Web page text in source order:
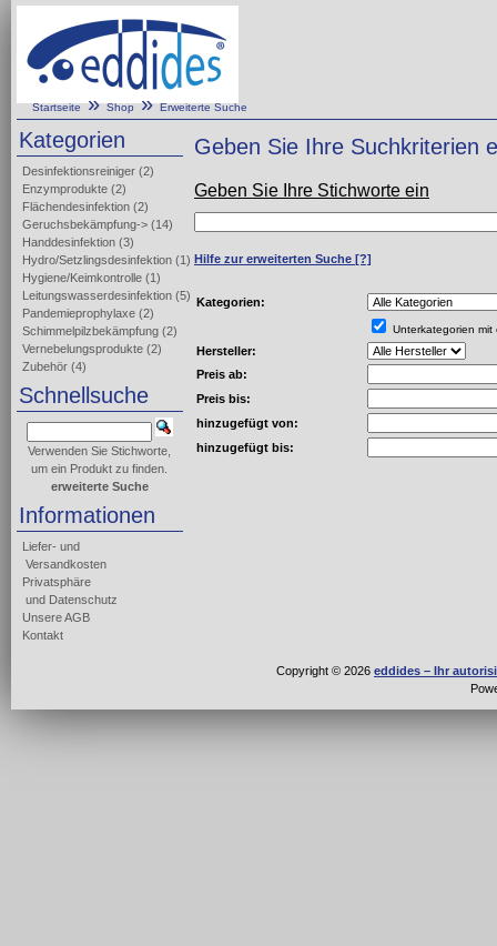
Startseite»Shop»Erweiterte Suche
Geben Sie Ihre Suchkriterien
Geben Sie Ihre Stichworte ein
Hilfe zur erweiterten Suche [?]
Kategorien:
Unterkategorien mit
Hersteller:
Preis ab:
Preis bis:
hinzugefügt von:
hinzugefügt bis:
Kategorien
Desinfektionsreiniger (2)
Enzymprodukte (2)
Flächendesinfektion (2)
Geruchsbekämpfung-> (14)
Handdesinfektion (3)
Hydro/Setzlingsdesinfektion (1)
Hygiene/Keimkontrolle (1)
Leitungswasserdesinfektion (5)
Pandemieprophylaxe (2)
Schimmelpilzbekämpfung (2)
Vernebelungsprodukte (2)
Zubehör (4)
Schnellsuche
Verwenden Sie Stichworte,
um ein Produkt zu finden.
erweiterte Suche
Informationen
Liefer- und
Versandkosten
Privatsphäre
und Datenschutz
Unsere AGB
Kontakt
Copyright © 2026 eddides – Ihr